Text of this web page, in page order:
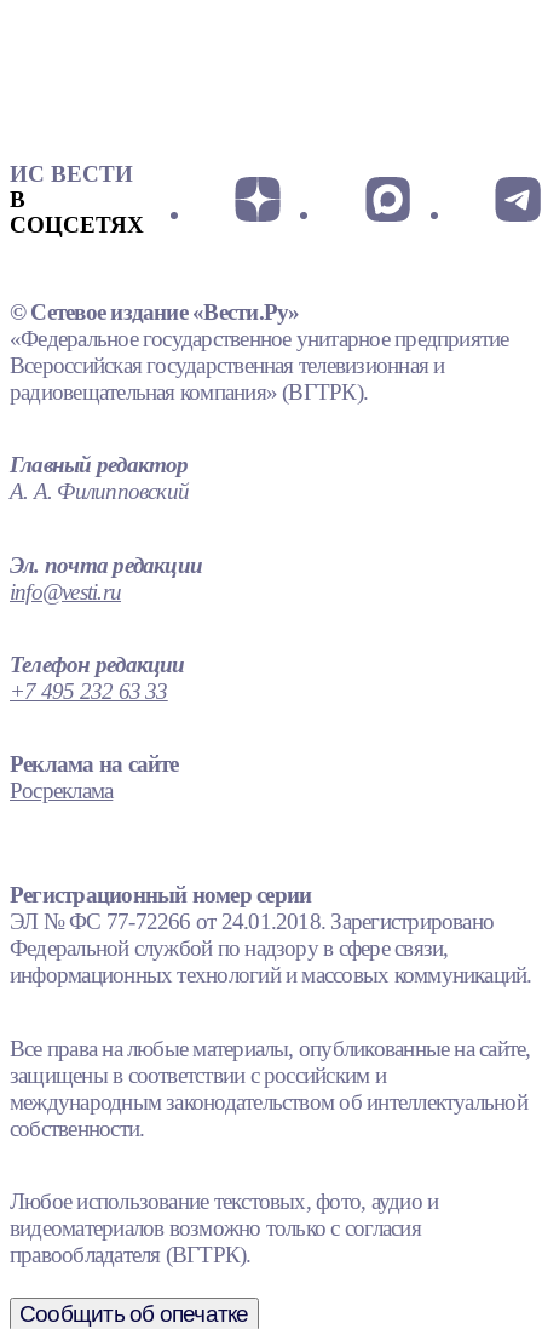
ИС ВЕСТИ
В
СОЦСЕТЯХ
© Сетевое издание «Вести.Ру»
«Федеральное государственное унитарное предприятие
Всероссийская государственная телевизионная и
радиовещательная компания» (ВГТРК).
Главный редактор
А. А. Филипповский
Эл. почта редакции
info@vesti.ru
Телефон редакции
+7 495 232 63 33
Реклама на сайте
Росреклама
Регистрационный номер серии
ЭЛ № ФС 77-72266 от 24.01.2018. Зарегистрировано
Федеральной службой по надзору в сфере связи,
информационных технологий и массовых коммуникаций.
Все права на любые материалы, опубликованные на сайте,
защищены в соответствии с российским и
международным законодательством об интеллектуальной
собственности.
Любое использование текстовых, фото, аудио и
видеоматериалов возможно только с согласия
правообладателя (ВГТРК).
Сообщить об опечатке